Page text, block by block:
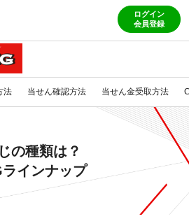
ログイン
会員登録
法 当せん確認方法 当せん金受取方法
の種類は？
インナップ